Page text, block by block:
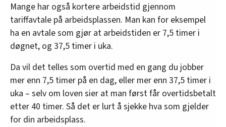
Mange har også kortere arbeidstid gjennom
tariffavtale på arbeidsplassen. Man kan for eksempel
ha en avtale som gjør at arbeidstiden er 7,5 timer i
døgnet, og 37,5 timer i uka.
Da vil det telles som overtid med en gang du jobber
mer enn 7,5 timer på en dag, eller mer enn 37,5 timer i
uka – selv om loven sier at man først får overtidsbetalt
etter 40 timer. Så det er lurt å sjekke hva som gjelder
for din arbeidsplass.